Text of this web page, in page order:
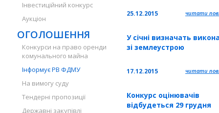
Інвестиційний конкурс
Аукціон
ОГОЛОШЕННЯ
Конкурси на право оренди
комунального майна
Інформує РВ ФДМУ
На вимогу суду
Тендерні пропозиції
Державні закупівлі
25.12.2015 читати
У січні визначать
зі землеустрою
17.12.2015 читати
Конкурс оцінювачів
відбудеться 29 грудня